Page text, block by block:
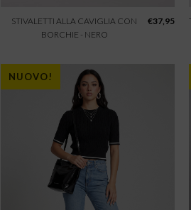
STIVALETTI ALLA CAVIGLIA CON
BORCHIE - NERO
€37,95
NUOVO!